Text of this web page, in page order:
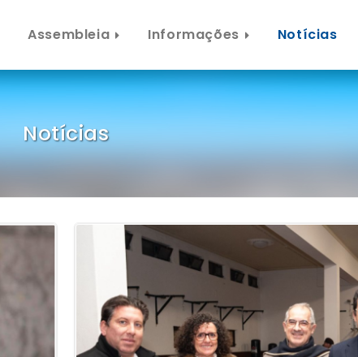
Assembleia Informações Notícias
Notícias